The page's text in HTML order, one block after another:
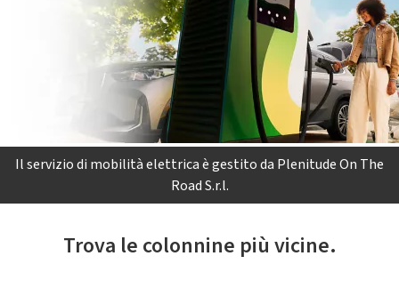
Il servizio di mobilità elettrica è gestito da Plenitude On The
Road S.r.l.
Trova le colonnine più vicine.